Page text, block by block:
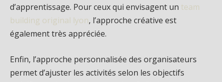
d’apprentissage. Pour ceux qui envisagent un team
building original lyon, l’approche créative est
également très appréciée.
Enfin, l’approche personnalisée des organisateurs
permet d’ajuster les activités selon les objectifs